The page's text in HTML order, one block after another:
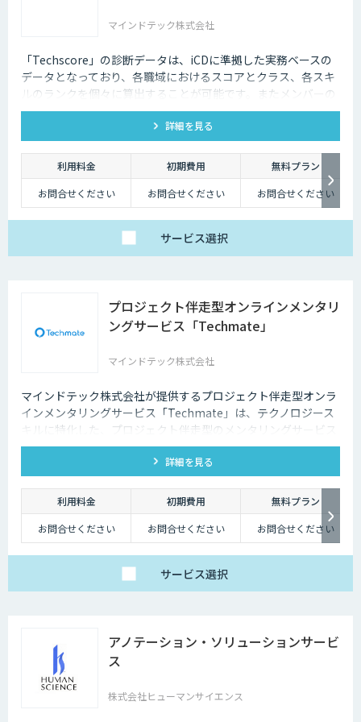
マインドテック株式会社
「Techscore」の診断データは、iCDに準拠した実務ベースの
データとなっており、各職域におけるスコアとクラス、各スキ
ルのランクを個々に算出することが可能です。またメンバーの
スキル状態を確認することで必要な学習の選定やPJメンバーの
選定にもご活用いただけます。詳細を見る
利用料金 初期費用
無料プラン
お問合せください
お問合せください お問合せください
サービス選択
プロジェクト伴走型オンラインメンタリ
ングサービス「Techmate」
マインドテック株式会社
マインドテック株式会社が提供するプロジェクト伴走型オンラ
インメンタリングサービス「Techmate」は、テクノロジース
キルに特化した、プロジェクト伴走型のメンタリングサービス
です。DX・AIの内製化に向けて、経験豊富な各ジャンルのメン
ターが、貴社メンバーの個別具体的な課題に合わせて継続的に
アドバイス支援を行います。
詳細を見る
利用料金 初期費用
無料プラン
お問合せください
お問合せください お問合せください
サービス選択
アノテーション・ソリューションサービ
ス
株式会社ヒューマンサイエンス